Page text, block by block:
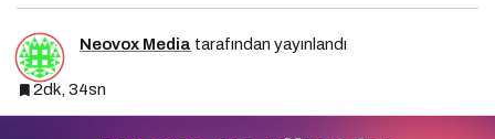
Neovox Media tarafından yayınlandı
2dk, 34sn